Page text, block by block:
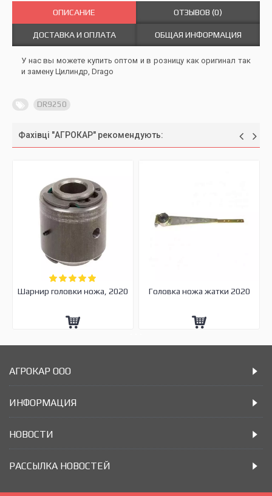
ОПИСАНИЕ ОТЗЫВОВ (0)
ДОСТАВКА И ОПЛАТА ОБЩАЯ ИНФОРМАЦИЯ
У нас вы можете купить оптом и в розницу как оригинал так
и замену Цилиндр, Drago
DR9250
Фахівці "АГРОКАР" рекомендують:
Шарнир головки ножа, 2020 Головка ножа жатки 2020
АГРОКАР ООО
ИНФОРМАЦИЯ
НОВОСТИ
РАССЫЛКА НОВОСТЕЙ